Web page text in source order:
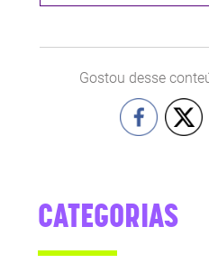
Gostou desse
CATEGORIAS